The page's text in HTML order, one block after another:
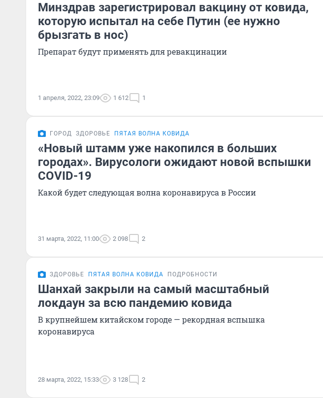
Минздрав зарегистрировал вакцину от ковида,
которую испытал на себе Путин (ее нужно
брызгать в нос)
Препарат будут применять для ревакцинации
1 апреля, 2022, 23:09 1 612 1
ГОРОД ЗДОРОВЬЕ ПЯТАЯ ВОЛНА КОВИДА
«Новый штамм уже накопился в больших
городах». Вирусологи ожидают новой вспышки
COVID-19
Какой будет следующая волна коронавируса в России
31 марта, 2022, 11:00 2 098 2
ЗДОРОВЬЕ ПЯТАЯ ВОЛНА КОВИДА ПОДРОБНОСТИ
Шанхай закрыли на самый масштабный
локдаун за всю пандемию ковида
В крупнейшем китайском городе — рекордная вспышка
коронавируса
28 марта, 2022, 15:33 3 128 2